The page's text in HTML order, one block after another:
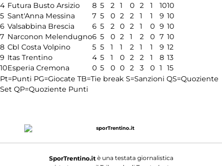
4 Futura Busto Arsizio 8 5 2 1 0 2 1 1010
5 Sant'Anna Messina 7 5 0 2 2 1 1 9 10
6 Valsabbina Brescia 6 5 2 0 2 1 0 9 10
7 Narconon Melendugno6 5 0 2 1 2 0 7 10
8 Cbl Costa Volpino 5 5 1 1 2 1 1 9 12
9 Itas Trentino 4 5 1 0 2 2 1 8 13
10Esperia Cremona 0 5 0 0 2 3 0 1
15
Pt=Punti PG=Giocate TB=Tie break S=Sanzioni QS=Quoziente
Set QP=Quoziente Punti
SporTrentino.itè una testata giornalistica